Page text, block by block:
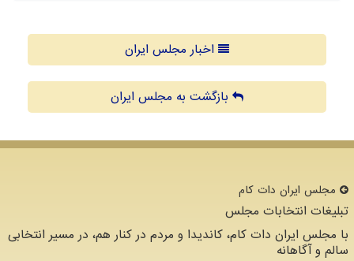
اخبار مجلس ایران
بازگشت به مجلس ایران
مجلس ایران دات كام
تبلیغات انتخابات مجلس
با مجلس ایران دات کام، کاندیدا و مردم در کنار هم، در مسیر انتخابی
سالم و آگاهانه